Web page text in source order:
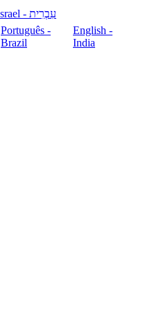
עִבְרִית - Israel
Português -
Brazil
English -
India